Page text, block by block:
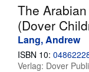
The
(Dover
Lang, Andrew
ISBN 10:
Verlag: Dover